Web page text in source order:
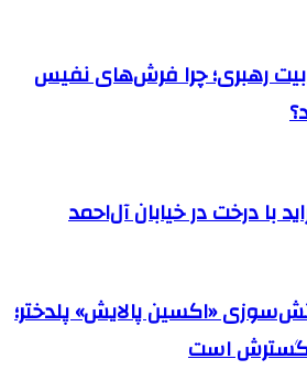
بیت رهبری؛ چرا فرش‌های نفیس
با درخت در خیابان آل‌احمد
«اکسین پالایش» پلدختر؛
گسترش است